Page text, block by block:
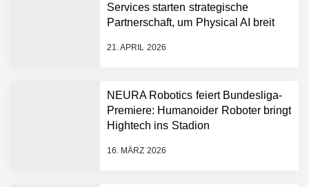
Services starten strategische
Partnerschaft, um Physical AI breit
21. APRIL 2026
NEURA Robotics feiert Bundesliga-
Premiere: Humanoider Roboter bringt
Hightech ins Stadion
16. MÄRZ 2026
NEURA Robotics gibt
Rekordfinanzierung von
Dollar bekannt, um den